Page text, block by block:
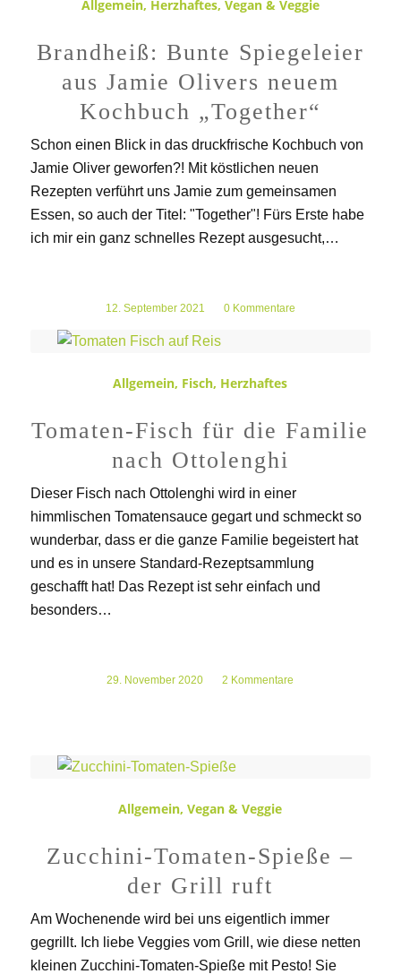
Allgemein, Herzhaftes, Vegan & Veggie
Brandheiß: Bunte Spiegeleier
aus Jamie Olivers neuem
Kochbuch „Together“
Schon einen Blick in das druckfrische Kochbuch von
Jamie Oliver geworfen?! Mit köstlichen neuen
Rezepten verführt uns Jamie zum gemeinsamen
Essen, so auch der Titel: "Together"! Fürs Erste habe
ich mir ein ganz schnelles Rezept ausgesucht,…
12. September 2021
/ 0 Kommentare
Allgemein, Fisch, Herzhaftes
Tomaten-Fisch für die Familie
nach Ottolenghi
Dieser Fisch nach Ottolenghi wird in einer
himmlischen Tomatensauce gegart und schmeckt so
wunderbar, dass er die ganze Familie begeistert hat
und es in unsere Standard-Rezeptsammlung
geschafft hat! Das Rezept ist sehr einfach und
besonders…
29. November 2020
/ 2 Kommentare
Allgemein,Vegan & Veggie
Zucchini-Tomaten-Spieße –
der Grill ruft
Am Wochenende wird bei uns eigentlich immer
gegrillt. Ich liebe Veggies vom Grill, wie diese netten
kleinen Zucchini-Tomaten-Spieße mit Pesto! Sie